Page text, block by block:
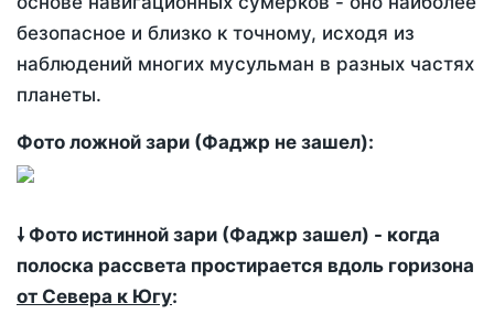
безопасное и близко к точному, исходя из
наблюдений многих мусульман в разных частях
планеты.
Фото ложной зари (Фаджр не зашел):
🠗 Фото истинной зари (Фаджр зашел) - когда
полоска рассвета простирается вдоль горизона
от Севера к Югу: